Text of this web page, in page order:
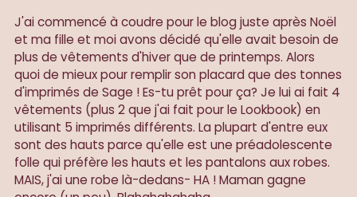
J'ai commencé à coudre pour le blog juste après Noël
et ma fille et moi avons décidé qu'elle avait besoin de
plus de vêtements d'hiver que de printemps. Alors
quoi de mieux pour remplir son placard que des tonnes
d'imprimés de Sage ! Es-tu prêt pour ça? Je lui ai fait 4
vêtements (plus 2 que j'ai fait pour le Lookbook) en
utilisant 5 imprimés différents. La plupart d'entre eux
sont des hauts parce qu'elle est une préadolescente
folle qui préfère les hauts et les pantalons aux robes.
MAIS, j'ai une robe là-dedans- HA ! Maman gagne